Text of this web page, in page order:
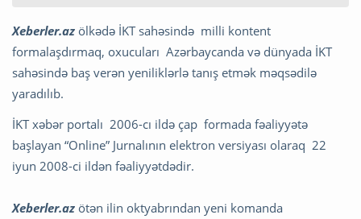
Xeberler.az ölkədə İKT sahəsində milli kontent
formalaşdırmaq, oxucuları Azərbaycanda və dünyada İKT
sahəsində baş verən yeniliklərlə tanış etmək məqsədilə
yaradılıb.
İKT xəbər portalı 2006-cı ildə çap formada fəaliyyətə
başlayan “Online” Jurnalının elektron versiyası olaraq 22
iyun 2008-ci ildən fəaliyyətdədir.
Xeberler.az ötən ilin oktyabrından yeni komanda